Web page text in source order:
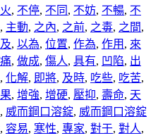
火, 不停, 不同 , 不妨, 不暢, 不
, 主動, 之內, 之前, 之毒, 之間,
, 以為, 位置, 作為, 作用 , 來
, 做成, 傷人, 具有, 凹陷, 出
, 化解, 即將, 及時, 吃些, 吃苦,
, 增強, 增硬, 壓抑, 壽命, 天
, 威而鋼口溶錠, 威而鋼口溶錠
, 容易, 寒性, 專家, 對于, 對人,